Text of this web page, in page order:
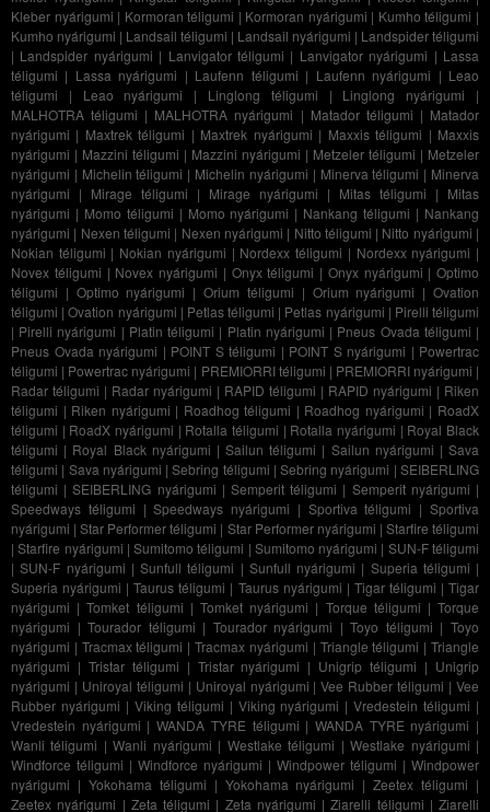
Kleber nyárigumi | Kormoran téligumi | Kormoran nyárigumi | Kumho téligumi |
Kumho nyárigumi | Landsail téligumi | Landsail nyárigumi | Landspider téligumi
| Landspider nyárigumi | Lanvigator téligumi | Lanvigator nyárigumi | Lassa
téligumi | Lassa nyárigumi | Laufenn téligumi | Laufenn nyárigumi | Leao
téligumi | Leao nyárigumi | Linglong téligumi | Linglong nyárigumi |
MALHOTRA téligumi | MALHOTRA nyárigumi | Matador téligumi | Matador
nyárigumi | Maxtrek téligumi | Maxtrek nyárigumi | Maxxis téligumi | Maxxis
nyárigumi | Mazzini téligumi | Mazzini nyárigumi | Metzeler téligumi | Metzeler
nyárigumi | Michelin téligumi | Michelin nyárigumi | Minerva téligumi | Minerva
nyárigumi | Mirage téligumi | Mirage nyárigumi | Mitas téligumi | Mitas
nyárigumi | Momo téligumi | Momo nyárigumi | Nankang téligumi | Nankang
nyárigumi | Nexen téligumi | Nexen nyárigumi | Nitto téligumi | Nitto nyárigumi |
Nokian téligumi | Nokian nyárigumi | Nordexx téligumi | Nordexx nyárigumi |
Novex téligumi | Novex nyárigumi | Onyx téligumi | Onyx nyárigumi | Optimo
téligumi | Optimo nyárigumi |Orium téligumi | Orium nyárigumi |Ovation
téligumi |Ovation nyárigumi | Petlas téligumi | Petlas nyárigumi | Pirelli téligumi
| Pirelli nyárigumi | Platin téligumi | Platin nyárigumi | Pneus Ovada téligumi |
Pneus Ovada nyárigumi | POINT S téligumi | POINT S nyárigumi | Powertrac
téligumi | Powertrac nyárigumi | PREMIORRI téligumi | PREMIORRI nyárigumi |
Radar téligumi | Radar nyárigumi | RAPID téligumi | RAPID nyárigumi | Riken
téligumi | Riken nyárigumi | Roadhog téligumi | Roadhog nyárigumi | RoadX
téligumi | RoadX nyárigumi | Rotalla téligumi | Rotalla nyárigumi | Royal Black
téligumi | Royal Black nyárigumi |Sailun téligumi | Sailun nyárigumi |Sava
téligumi | Sava nyárigumi |Sebring téligumi |Sebring nyárigumi |SEIBERLING
téligumi |SEIBERLING nyárigumi |Semperit téligumi | Semperit nyárigumi |
Speedways téligumi |Speedways nyárigumi | Sportiva téligumi |Sportiva
nyárigumi |Star Performer téligumi | Star Performer nyárigumi | Starfire téligumi
|Starfire nyárigumi |Sumitomo téligumi | Sumitomo nyárigumi | SUN-F téligumi
|SUN-F nyárigumi | Sunfull téligumi | Sunfull nyárigumi | Superia téligumi |
Superia nyárigumi |Taurus téligumi | Taurus nyárigumi | Tigar téligumi |Tigar
nyárigumi |Tomket téligumi | Tomket nyárigumi | Torque téligumi |Torque
nyárigumi |Tourador téligumi | Tourador nyárigumi |Toyo téligumi |Toyo
nyárigumi | Tracmax téligumi |Tracmax nyárigumi | Triangle téligumi |Triangle
nyárigumi | Tristar téligumi | Tristar nyárigumi | Unigrip téligumi | Unigrip
nyárigumi | Uniroyal téligumi | Uniroyal nyárigumi |Vee Rubber téligumi |Vee
Rubber nyárigumi | Viking téligumi | Viking nyárigumi |Vredestein téligumi |
Vredestein nyárigumi |WANDA TYRE téligumi | WANDA TYRE nyárigumi |
Wanli téligumi |Wanli nyárigumi | Westlake téligumi |Westlake nyárigumi |
Windforce téligumi | Windforce nyárigumi | Windpower téligumi | Windpower
nyárigumi | Yokohama téligumi | Yokohama nyárigumi |Zeetex téligumi |
Zeetex nyárigumi | Zeta téligumi | Zeta nyárigumi |Ziarelli téligumi | Ziarelli